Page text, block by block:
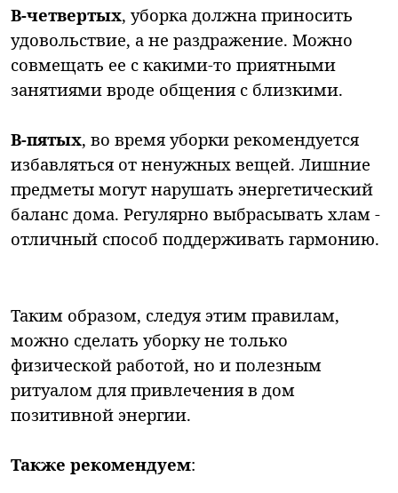
В-четвертых, уборка должна приносить
удовольствие, а не раздражение. Можно
совмещать ее с какими-то приятными
занятиями вроде общения с близкими.
В-пятых, во время уборки рекомендуется
избавляться от ненужных вещей. Лишние
предметы могут нарушать энергетический
баланс дома. Регулярно выбрасывать хлам -
отличный способ поддерживать гармонию.
Таким образом, следуя этим правилам,
можно сделать уборку не только
физической работой, но и полезным
ритуалом для привлечения в дом
позитивной энергии.
Также рекомендуем: